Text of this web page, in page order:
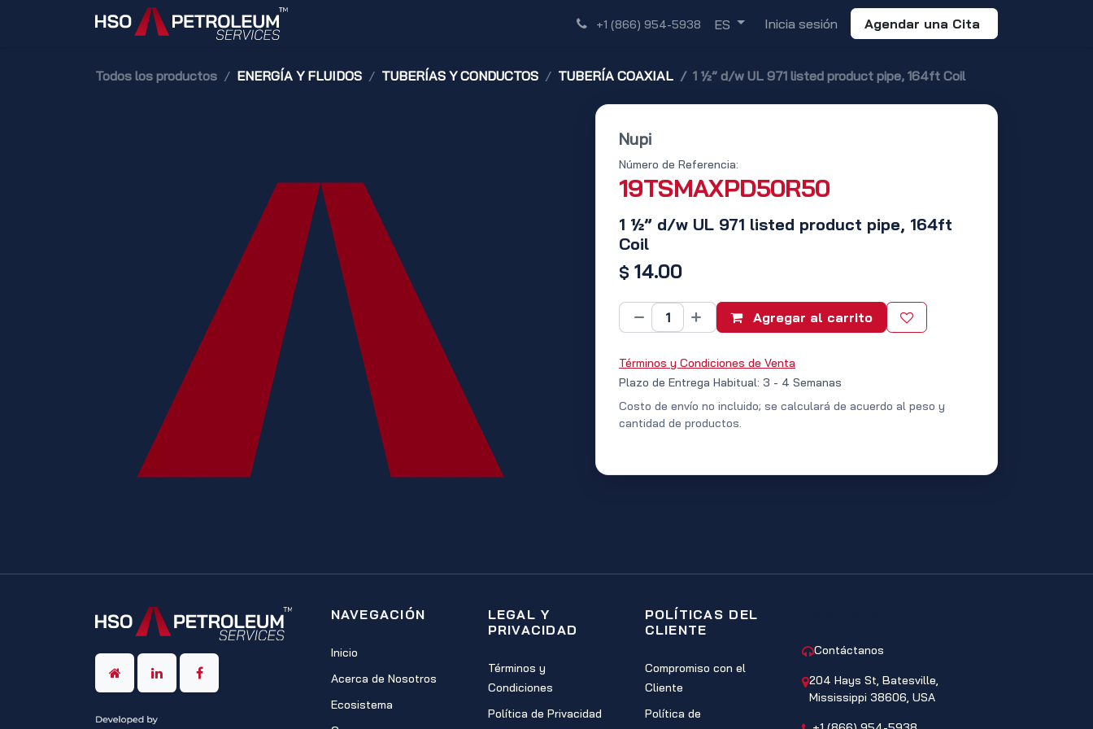
Descubre+1 (866) 954-5938 ES Inicia sesión Agendar una Cita
Todos los productos ENERGÍA Y FLUIDOS TUBERÍAS Y CONDUCTOS TUBERÍA COAXIAL 1 ½” d/w UL 971 listed product pipe, 164ft Coil
Nupi
1 ½” d/w UL 971 listed product pipe, 164ft
Coil
Número de Referencia:
19TSMAXPD50R50
$ 14.00
Agregar al carrito
Términos y Condiciones de Venta
Plazo de Entrega Habitual: 3 - 4 Semanas
Costo de envío no incluido; se calculará de acuerdo al peso y
cantidad de productos.
NAVEGACIÓN
Inicio
Acerca de Nosotros
Ecosistema
LEGAL Y
PRIVACIDAD
Términos y
Condiciones
Política de Privacidad
POLÍTICAS DEL
CLIENTE
Compromiso con el
Cliente
Política de
Contáctanos
204 Hays St, Batesville,
Mississippi 38606, USA